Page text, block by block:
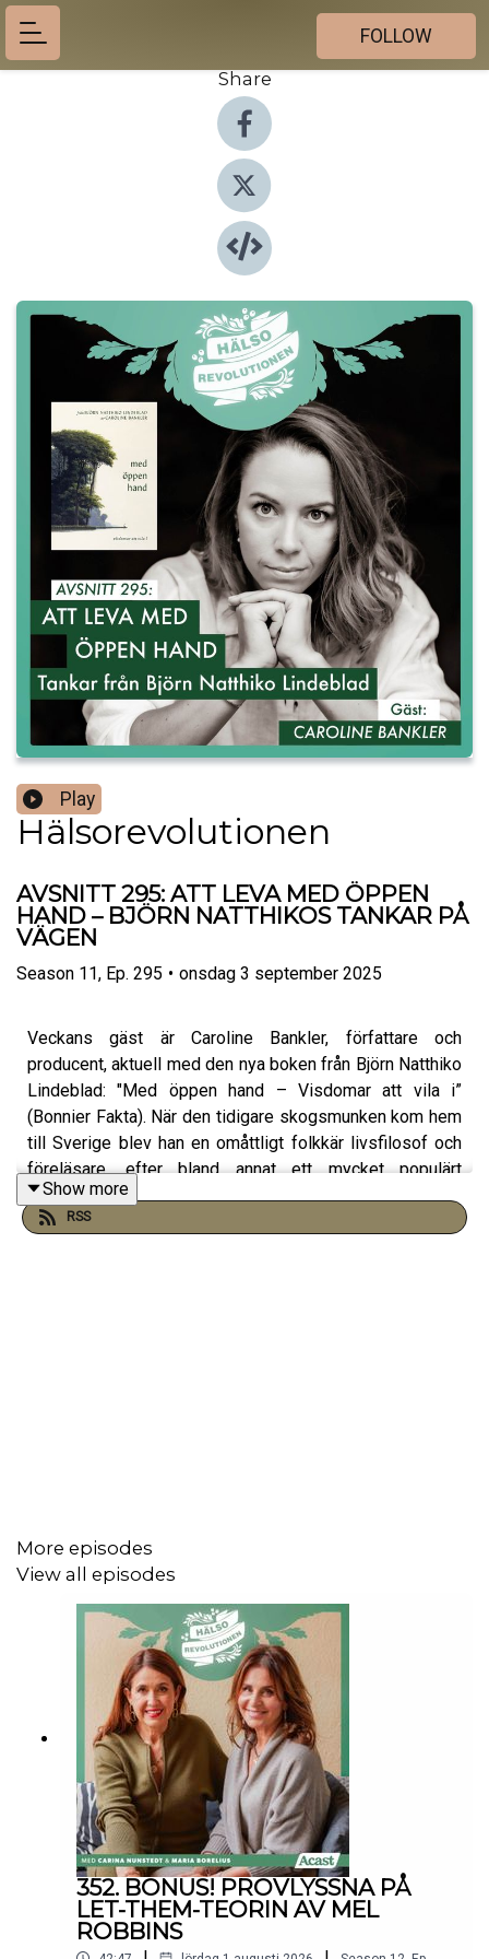
FOLLOW
Share
Play
Hälsorevolutionen
AVSNITT 295: ATT LEVA MED ÖPPEN
HAND – BJÖRN NATTHIKOS TANKAR PÅ
VÄGEN
Season 11, Ep. 295 • onsdag 3 september 2025
Veckans gäst är Caroline Bankler, författare och
producent, aktuell med den nya boken från Björn Natthiko
Lindeblad: "Med öppen hand – Visdomar att vila i”
(Bonnier Fakta). När den tidigare skogsmunken kom hem
till Sverige blev han en omåttligt folkkär livsfilosof och
föreläsare, efter bland annat ett mycket populärt
sommarprogram och boken ”Jag kan ha fel”, som han
och Caroline skrev tillsammans.
vetenskapsjournalist och biolog och Carina Nunstedt,
förläggare och producent, i samarbete med Acast.
Klippare: Andreas Carlson.
Show more
RSS
More episodes
View all episodes
352. BONUS! PROVLYSSNA PÅ
LET-THEM-TEORIN AV MEL
ROBBINS